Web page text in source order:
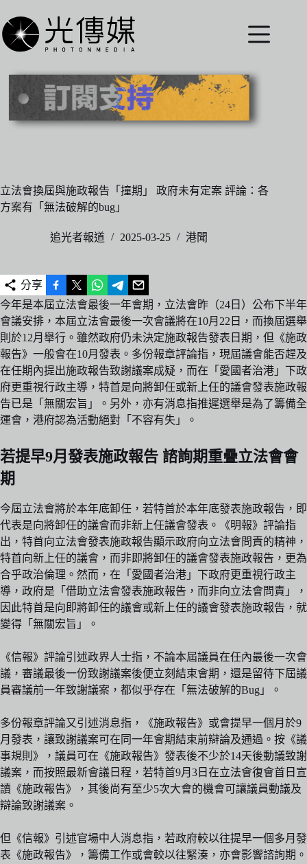
至
主
內
立法會換屆與施政報告「撞期」 政府未有定案 評論：各
方案有「無法破解的bug」
追光者報道 2025-03-25 港聞
分享
今年是本屆立法會最後一年會期，立法會昨（24日）公布下半年
會議安排，本屆立法會最後一次會議將在10月22日，而換屆選舉
則於12月舉行。雖然政府仍未決定施政報告發表日期，但《施政
報告》一般會在10月發表。多份報章評論指，現屆議會能否趕及
在任期內提出施政報告致謝議案成疑，而在「愛國者治港」下政
府更重視行政主導，特首是向將卸任或新上任的議會發表施政報
告已是「無關宏旨」。另外，亦有消息指推遲選舉是為了籌備全
運會，港府認為活動絕對「不容有失」。
若提早9月發表施政報告 諮詢期重疊立法會會
期
今屆立法會將於本年底卸任，若特首於本年底發表施政報告，即
代表是向將卸任的議會而非新上任議會發表。《明報》評論指
出，特首向立法會發表施政報告顯示政府向立法會問責的精神，
特首向新上任的議會，而非即將卸任的議會發表施政報告，更為
合乎政治倫理。然而，在「愛國者治港」下政府更重視行政主
導，政府是「借助立法會發表施政報告，而非向立法會問責」，
因此特首是向即將卸任的議會或新上任的議會發表施政報告，就
變得「無關宏旨」。
《信報》評論引述政界人士指，不論本屆議員在任內最後一次會
議，審議最後一份致謝議案後便立刻結束會期，還是留待下屆議
員審議前一年致謝議案，都似乎存在「無法破解的Bug」。
多份報章評論又引述消息指，《施政報告》或會提早一個月於9
月發表，讓致謝議案可在同一年會期結束前辯論及通過。按《議
事規則》，議員可在《施政報告》發表後不少於14天後動議致謝
議案，而按照最新會議日程，若特首9月3日在立法會復會首日宣
讀《施政報告》，其後尚有至少5次大會的機會可讓議員動議及
辯論致謝議案。
但《信報》引述官場中人消息指，若政府較以往提早一個多月發
表《施政報告》，籌備工作或會較以往緊湊，亦會影響諮詢期。